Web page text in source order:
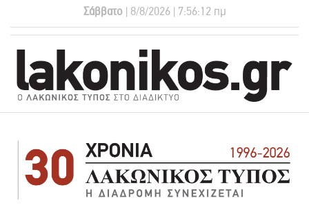
Σάββατο| 8/8/2026 | 7:56:12 πμ